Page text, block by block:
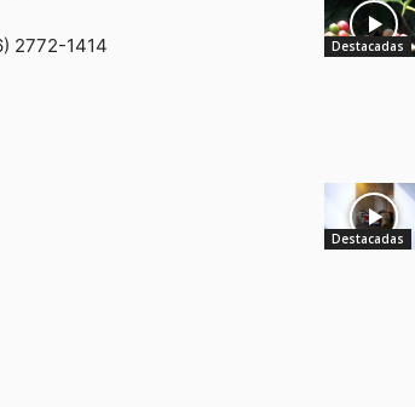
2772-1414 Destacadas
Destacadas